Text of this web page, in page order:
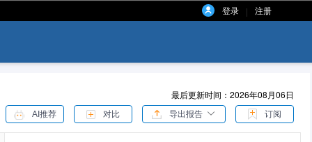
登录 | 注册
最后更新时间：2026年08月06日
AI推荐 对比 导出报告 订阅